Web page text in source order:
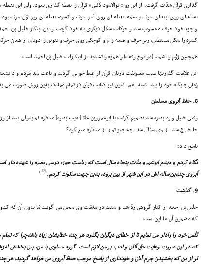
گذارى قرآن شدّت گرفت. از این رو «ابوالاسود دُئلى» قرآن را نقطه گذارى نمود. ولى این
نقطه اى روى ابتداى حرف و ضمّه، نقطه اى روى آخر حرف و کسره، نقطه اى زیر اوّل حرف
و جزء خود حرف محسوب شد و حرکات شکل دیگرى به خود گرفت و این ابتکار خلیل بن
کسره را شکل مستطیل، زیر حرف و ضمه را واو کوچکى روى حرف و تنوین را دوتاى از همان
همچنین رَوْم و اشمام (دو نوع وقف) و همزه و تشدید از ابتکارات خلیل بن احمد است.
این علامت گذاریها سبب مصونیّت قاریان قرآن از غلط خوانى گردید و باعث شد مردم و
زمان جایگاه خود را پیدا کنند. هم اکنون نیز کتابت قرآن در تمام ممالک بدین روش صورت مى
8. حفظ آبروى مسلمان
وقتى خلیل وارد بصره شد تصمیم گرفت با ابوعمروبن علا ]ادیب بصره[ مناظره نمایدولى بعد
جا خارج شد. از وى سؤال شد: چه چیز تو را از مناظره منع کرد؟
پاسخ داد:
نگاه کردم و دیدم ابوعمرو مدّت پنجاه سال است که ریاست حوزه درسى بصره را عهده دار
آبروى چندین ساله اش در این شهر از بین برود، بدین جهت سکوت کردم.(
[33]
)
9. گذشت
خلیل بن احمد از کنار گروهى ردّ شد و شنید در مذمّت وى سخن مى گویندامّا بدون آن که
که مضمون آن ها این است:
نَفْس خود را وادار مى نمایم تا از خطاى دیگران بگذرد هر چند خطایشان زیاد باشدچرا که
که در این صورت رعایت حقّ آنان و ادب بر من لازم است. گروه مساوى با من، پس بخشش
تر از من که بخشیدن جرم آنان و خوددارى از پاسخ، موجب حفظ آبروى من خواهد گردید، هر